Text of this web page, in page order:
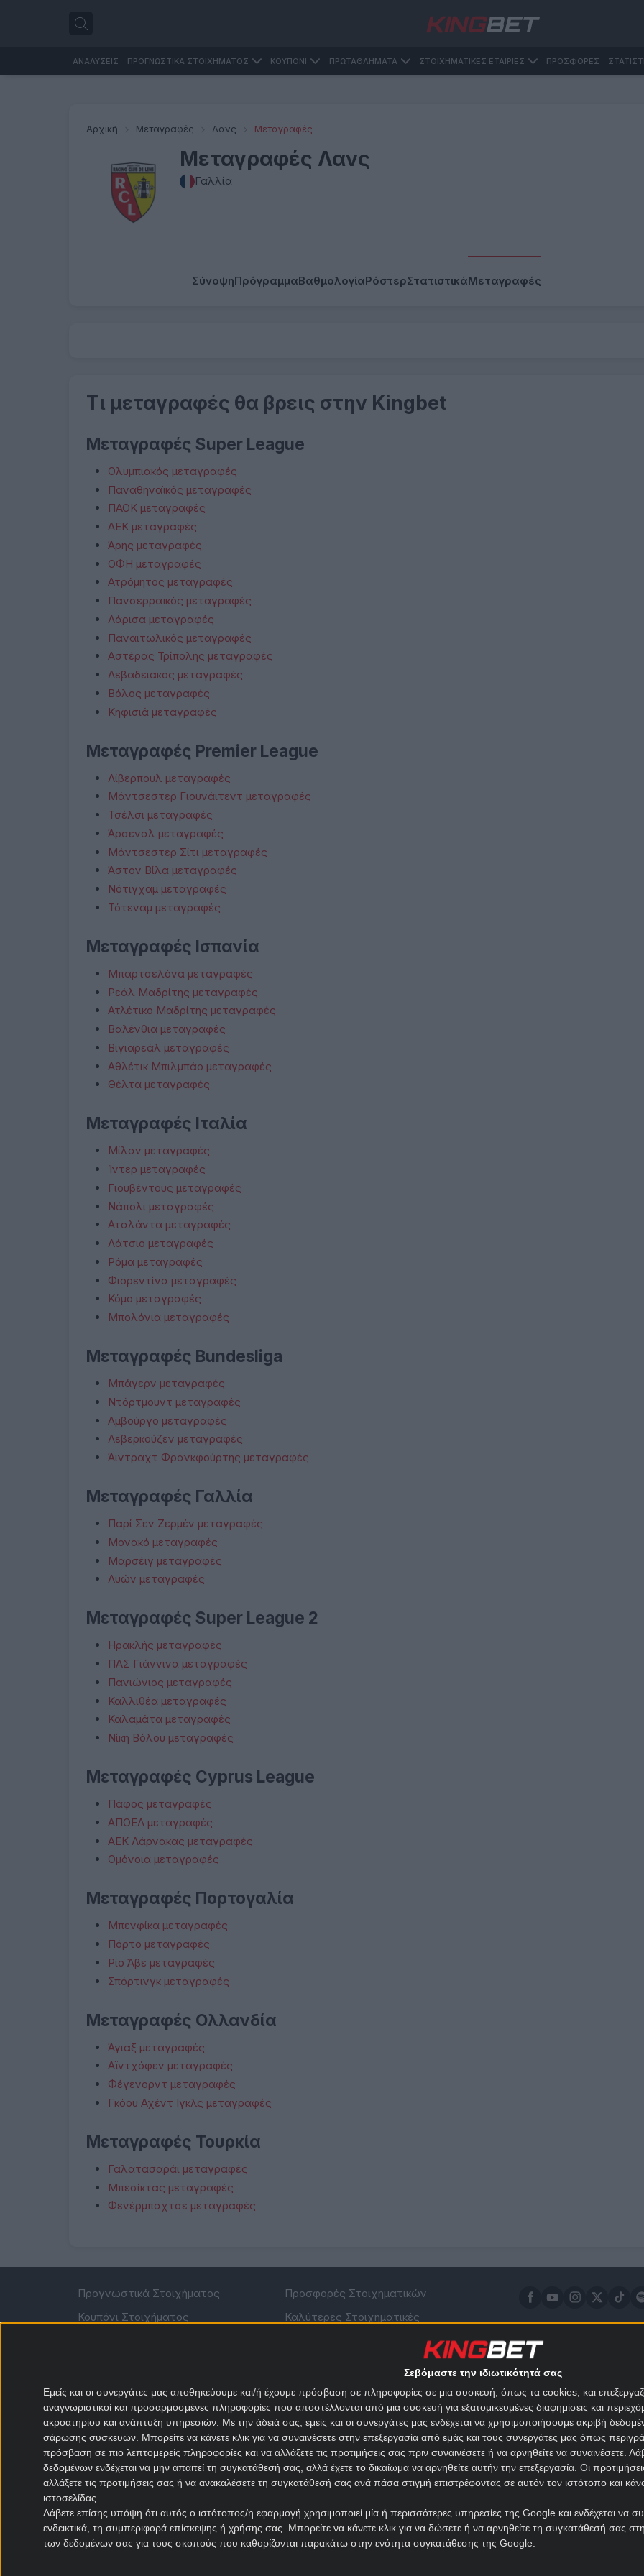
Σεβόμαστε την ιδιωτικότητά σας
Εμείς και οι συνεργάτες μας αποθηκεύουμε και/ή έχουμε πρόσβαση σε πληροφορίες σε μια συσκευή, όπως τα cookies, και
αναγνωριστικοί και προσαρμοσμένες πληροφορίες που αποστέλλονται από μια συσκευή για εξατομικευμένες διαφημίσεις και
ακροατηρίου και ανάπτυξη υπηρεσιών. Με την άδειά σας, εμείς και οι συνεργάτες μας ενδέχεται να χρησιμοποιήσουμε ακριβή
σάρωσης συσκευών. Μπορείτε να κάνετε κλικ για να συναινέσετε στην επεξεργασία από εμάς και τους συνεργάτες μας όπως
πρόσβαση σε πιο λεπτομερείς πληροφορίες και να αλλάξετε τις προτιμήσεις σας πριν συναινέσετε ή να αρνηθείτε να συναινέσετε.
δεδομένων ενδέχεται να μην απαιτεί τη συγκατάθεσή σας, αλλά έχετε το δικαίωμα να αρνηθείτε αυτήν την επεξεργασία. Οι
αλλάξετε τις προτιμήσεις σας ή να ανακαλέσετε τη συγκατάθεσή σας ανά πάσα στιγμή επιστρέφοντας σε αυτόν τον ιστότοπο και
ιστοσελίδας.
Λάβετε επίσης υπόψη ότι αυτός ο ιστότοπος/η εφαρμογή χρησιμοποιεί μία ή περισσότερες υπηρεσίες της Google και ενδέχεται να
ενδεικτικά, τη συμπεριφορά επίσκεψης ή χρήσης σας. Μπορείτε να κάνετε κλικ για να δώσετε ή να αρνηθείτε τη συγκατάθεσή σας
των δεδομένων σας για τους σκοπούς που καθορίζονται παρακάτω στην ενότητα συγκατάθεσης της Google.
ΑΝΑΛΥΣΕΙΣ ΠΡΟΓΝΩΣΤΙΚΑ ΣΤΟΙΧΗΜΑΤΟΣ ΚΟΥΠΟΝΙ ΠΡΩΤΑΘΛΗΜΑΤΑ ΣΤΟΙΧΗΜΑΤΙΚΕΣ ΕΤΑΙΡΙΕΣ ΠΡΟΣΦΟΡΕΣ
Αρχική Μεταγραφές Λανς Μεταγραφές
Μεταγραφές Λανς
Γαλλία
ΣύνοψηΠρόγραμμαΒαθμολογίαΡόστερΣτατιστικάΜεταγραφές
Τι μεταγραφές θα βρεις στην Kingbet
Μεταγραφές Super League
Ολυμπιακός μεταγραφές
Παναθηναϊκός μεταγραφές
ΠΑΟΚ μεταγραφές
ΑΕΚ μεταγραφές
Άρης μεταγραφές
ΟΦΗ μεταγραφές
Ατρόμητος μεταγραφές
Πανσερραϊκός μεταγραφές
Λάρισα μεταγραφές
Παναιτωλικός μεταγραφές
Αστέρας Τρίπολης μεταγραφές
Λεβαδειακός μεταγραφές
Βόλος μεταγραφές
Κηφισιά μεταγραφές
Μεταγραφές Premier League
Λίβερπουλ μεταγραφές
Μάντσεστερ Γιουνάιτεντ μεταγραφές
Τσέλσι μεταγραφές
Άρσεναλ μεταγραφές
Μάντσεστερ Σίτι μεταγραφές
Άστον Βίλα μεταγραφές
Νότιγχαμ μεταγραφές
Τότεναμ μεταγραφές
Μεταγραφές Ισπανία
Μπαρτσελόνα μεταγραφές
Ρεάλ Μαδρίτης μεταγραφές
Ατλέτικο Μαδρίτης μεταγραφές
Βαλένθια μεταγραφές
Βιγιαρεάλ μεταγραφές
Αθλέτικ Μπιλμπάο μεταγραφές
Θέλτα μεταγραφές
Μεταγραφές Ιταλία
Μίλαν μεταγραφές
Ίντερ μεταγραφές
Γιουβέντους μεταγραφές
Νάπολι μεταγραφές
Αταλάντα μεταγραφές
Λάτσιο μεταγραφές
Ρόμα μεταγραφές
Φιορεντίνα μεταγραφές
Κόμο μεταγραφές
Μπολόνια μεταγραφές
Μεταγραφές Bundesliga
Μπάγερν μεταγραφές
Ντόρτμουντ μεταγραφές
Αμβούργο μεταγραφές
Λεβερκούζεν μεταγραφές
Άιντραχτ Φρανκφούρτης μεταγραφές
Μεταγραφές Γαλλία
Παρί Σεν Ζερμέν μεταγραφές
Μονακό μεταγραφές
Μαρσέιγ μεταγραφές
Λυών μεταγραφές
Μεταγραφές Super League 2
Ηρακλής μεταγραφές
ΠΑΣ Γιάννινα μεταγραφές
Πανιώνιος μεταγραφές
Καλλιθέα μεταγραφές
Καλαμάτα μεταγραφές
Νίκη Βόλου μεταγραφές
Μεταγραφές Cyprus League
Πάφος μεταγραφές
ΑΠΟΕΛ μεταγραφές
ΑΕΚ Λάρνακας μεταγραφές
Ομόνοια μεταγραφές
Μεταγραφές Πορτογαλία
Μπενφίκα μεταγραφές
Πόρτο μεταγραφές
Ρίο Άβε μεταγραφές
Σπόρτινγκ μεταγραφές
Μεταγραφές Ολλανδία
Άγιαξ μεταγραφές
Αϊντχόφεν μεταγραφές
Φέγενορντ μεταγραφές
Γκόου Αχέντ Ιγκλς μεταγραφές
Μεταγραφές Τουρκία
Γαλατασαράι μεταγραφές
Μπεσίκτας μεταγραφές
Φενέρμπαχτσε μεταγραφές
Προγνωστικά Στοιχήματος
Κουπόνι Στοιχήματος
Προγνωστικά Μπάσκετ
Αγώνες σήμερα
Στατιστικά Στοιχήματος
Στοιχηματικές Εκπομπές
Ειδήσεις Στοιχήματος
Θεωρία Στοιχήματος
Προσφορές Στοιχηματικών
Καλύτερες Στοιχηματικές
Elabet
Pamestoixima.gr
Bet365
N1 Casino
Winmasters
Regency Casino
Fonbet
Interwetten
Betsson
Efbet
Bwin
SportingBet
VistaBet
Netbet
Το kingbet.net είναι από
Ελλάδα, με δωρεάν
στοιχηματικές
αγώνων και αξιολόγηση
δραστηριοποιούνται
κουπόνι ΟΠΑΠ, τα νέα
πρέπει να γνωρίζεις
*Για όλες τις